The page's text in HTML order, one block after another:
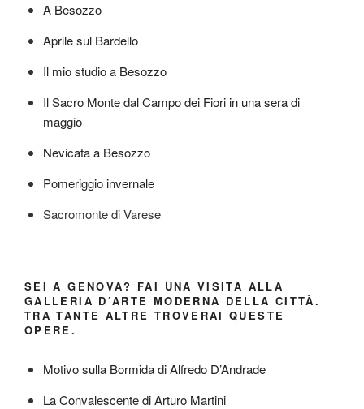
A Besozzo
Aprile sul Bardello
Il mio studio a Besozzo
Il Sacro Monte dal Campo dei Fiori in una sera di
maggio
Nevicata a Besozzo
Pomeriggio invernale
Sacromonte di Varese
SEI A GENOVA? FAI UNA VISITA ALLA
GALLERIA D’ARTE MODERNA DELLA CITTÀ.
TRA TANTE ALTRE TROVERAI QUESTE
OPERE.
Motivo sulla Bormida di Alfredo D’Andrade
La Convalescente di Arturo Martini